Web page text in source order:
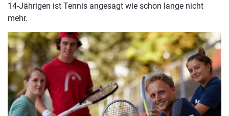
14-Jährigen ist Tennis angesagt wie schon lange nicht
mehr.